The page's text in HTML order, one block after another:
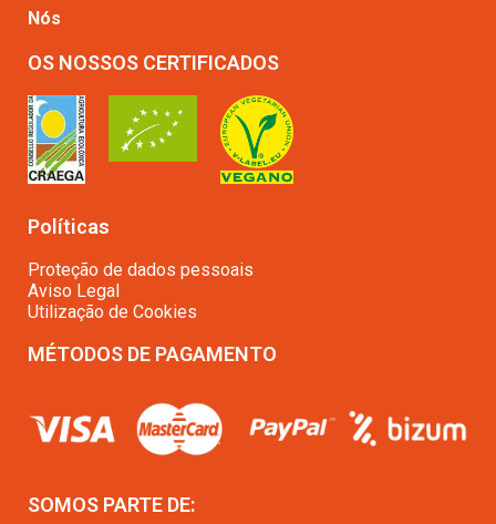
Nós
OS NOSSOS CERTIFICADOS
Políticas
Proteção de dados pessoais
Aviso Legal
Utilização de Cookies
MÉTODOS DE PAGAMENTO
SOMOS PARTE DE: